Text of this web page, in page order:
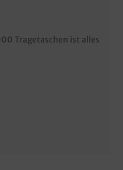
Tragetaschen ist alles